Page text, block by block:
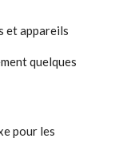
et appareils
quelques
pour les